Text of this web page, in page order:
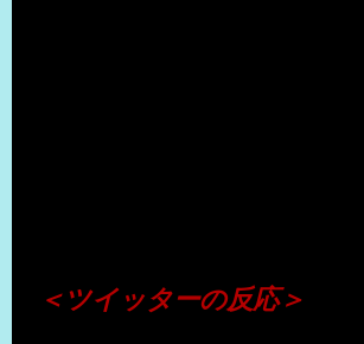
＜ツイッターの反応＞